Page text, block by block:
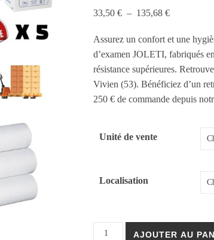
33,50 € – 135,68 €Plage de
Assurez un confort et une
d’examen JOLETI, fabriqués
résistance supérieures.
Vivien (53). Bénéficiez d’un
250 € de commande depuis
Unité de vente
Localisation
AJOUTER AU